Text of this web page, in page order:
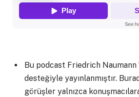
Bu podcast Friedrich Naumann
desteğiyle yayınlanmıştır.
görüşler yalnızca